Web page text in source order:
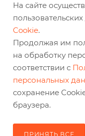
308009, Россия,
На сайте
Cookie.
Продолжая им
на обработку
соответствии с
персональных
сохранение
браузера.
ПРИНЯТЬ ВСЕ